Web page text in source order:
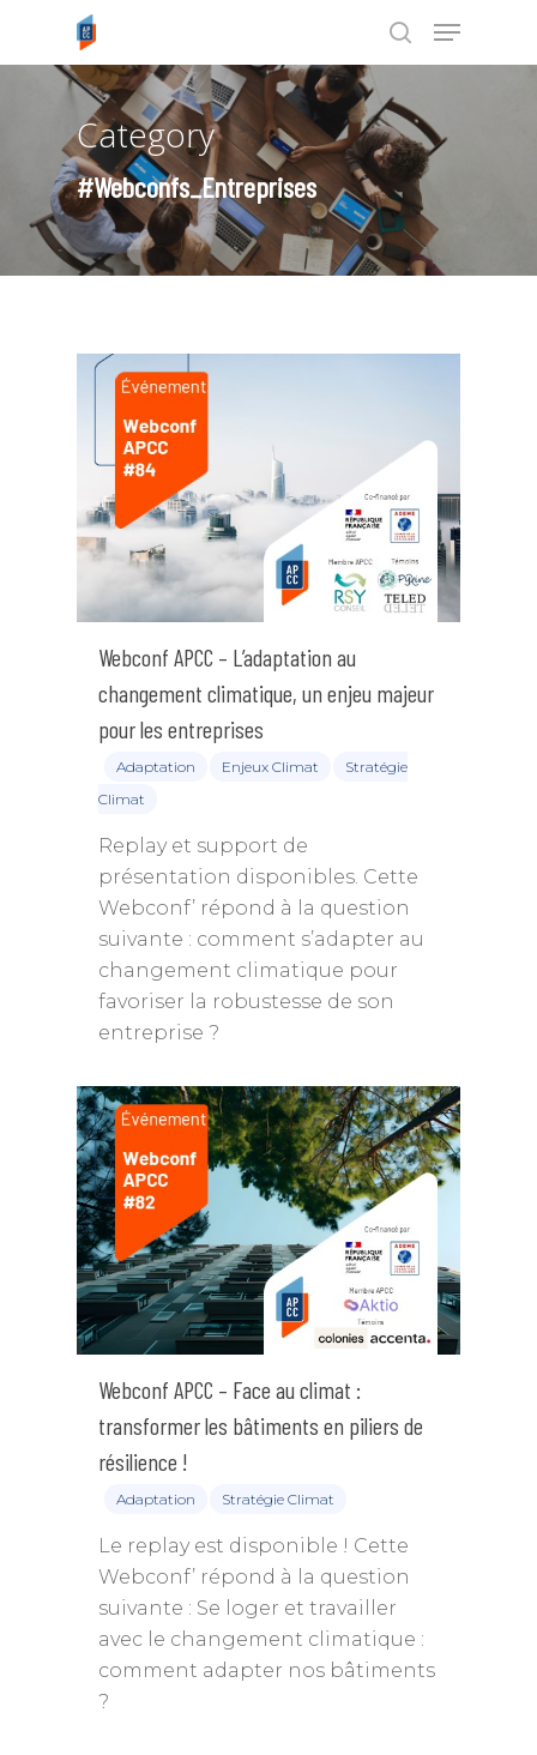
Tapez ENTRÉE pour rechercher ou
ESC pour annuler
Category
#Webconfs_Entreprises
Webconf APCC – L’adaptation au
changement climatique, un enjeu majeur
pour les entreprises
Adaptation Enjeux Climat
Stratégie
Climat
Replay et support de
présentation disponibles. Cette
Webconf’ répond à la question
suivante : comment s’adapter au
changement climatique pour
favoriser la robustesse de son
entreprise ?
Webconf APCC – Face au climat :
transformer les bâtiments en piliers de
résilience !
Adaptation Stratégie Climat
Le replay est disponible ! Cette
Webconf’ répond à la question
suivante : Se loger et travailler
avec le changement climatique :
comment adapter nos bâtiments
?